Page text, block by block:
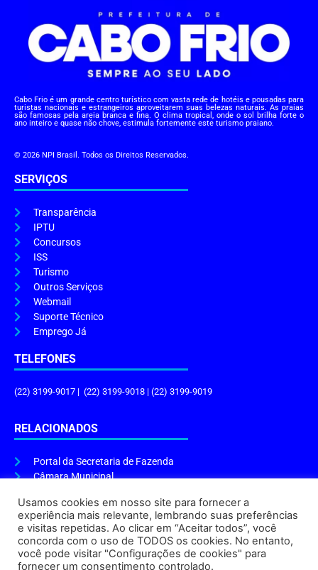
Cabo Frio é um grande centro turístico com vasta rede de hotéis e pousadas para
turistas nacionais e estrangeiros aproveitarem suas belezas naturais. As praias
são famosas pela areia branca e fina. O clima tropical, onde o sol brilha forte o
ano inteiro e quase não chove, estimula fortemente este turismo praiano.
© 2026 NPI Brasil. Todos os Direitos Reservados.
SERVIÇOS
Transparência
IPTU
Concursos
ISS
Turismo
Outros Serviços
Webmail
Suporte Técnico
Emprego Já
TELEFONES
(22) 3199-9017 | (22) 3199-9018 | (22) 3199-9019
RELACIONADOS
Portal da Secretaria de Fazenda
Câmara Municipal
ENDEREÇO E HORÁRIO
Endereço:Praça Tiradentes, s/n – Centro, Cabo Frio – RJ, 28906-290
Atendimento do Protocolo Geral da Prefeitura:9h às 16h
Usamos cookies em nosso site para fornecer a
experiência mais relevante, lembrando suas preferências
e visitas repetidas. Ao clicar em “Aceitar todos”, você
concorda com o uso de TODOS os cookies. No entanto,
você pode visitar "Configurações de cookies" para
fornecer um consentimento controlado.